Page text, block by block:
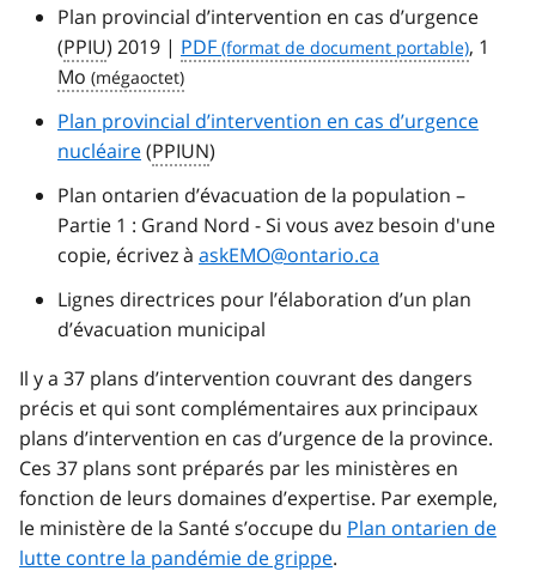
Plan provincial d’intervention en cas d’urgence
(PPIU) 2019 | PDF
, 1
Mo
Plan provincial d’intervention en cas d’urgence
nucléaire(PPIUN)
Plan ontarien d’évacuation de la population –
Partie 1 : Grand Nord - Si vous avez besoin d'une
copie, écrivez à askEMO@ontario.ca
Lignes directrices pour l’élaboration d’un plan
d’évacuation municipal
Il y a 37 plans d’intervention couvrant des dangers
précis et qui sont complémentaires aux principaux
plans d’intervention en cas d’urgence de la province.
Ces 37 plans sont préparés par les ministères en
fonction de leurs domaines d’expertise. Par exemple,
le ministère de la Santé s’occupe du Plan ontarien de
lutte contre la pandémie de grippe.